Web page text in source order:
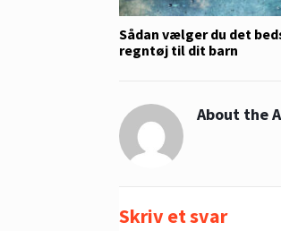
Sådan vælger du det
regntøj til dit barn
About the
Skriv et svar